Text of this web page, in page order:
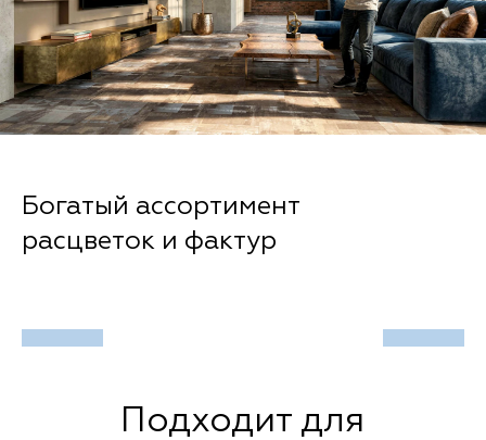
Богатый ассортимент
расцветок и фактур
Подходит для